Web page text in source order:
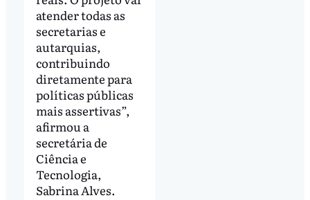
atender todas as
secretarias e
autarquias,
contribuindo
diretamente para
políticas públicas
mais assertivas”,
afirmou a
secretária de
Ciência e
Tecnologia,
Sabrina Alves.